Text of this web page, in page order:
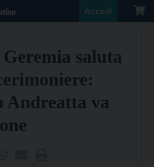
Accedi
Geremia saluta
Andreatta va